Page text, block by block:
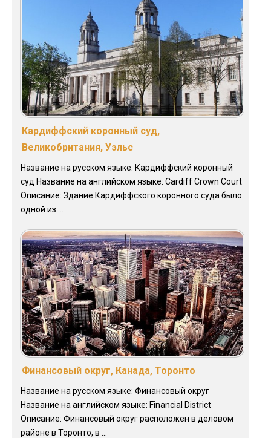
Кардиффский коронный суд,
Великобритания, Уэльс
Название на русском языке: Кардиффский коронный
суд Название на английском языке: Cardiff Crown Court
Описание: Здание Кардиффского коронного суда было
одной из ...
Финансовый округ, Канада, Торонто
Название на русском языке: Финансовый округ
Название на английском языке: Financial District
Описание: Финансовый округ расположен в деловом
районе в Торонто, в ...